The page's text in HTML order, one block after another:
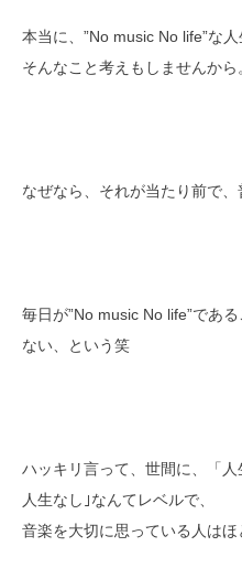
本当に、”No music No life”な人
そんなこと考えもしませんから
なぜなら、それが当たり前で、
毎日が”No music No life”であ
ない、という笑
ハッキリ言って、世間に、「
人生なし｣なんてレベルで、
音楽を大切に思っている人はほ